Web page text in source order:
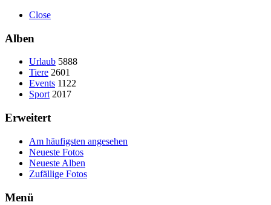
Close
Alben
Urlaub 5888
Tiere 2601
Events 1122
Sport 2017
Erweitert
Am häufigsten angesehen
Neueste Fotos
Neueste Alben
Zufällige Fotos
Menü